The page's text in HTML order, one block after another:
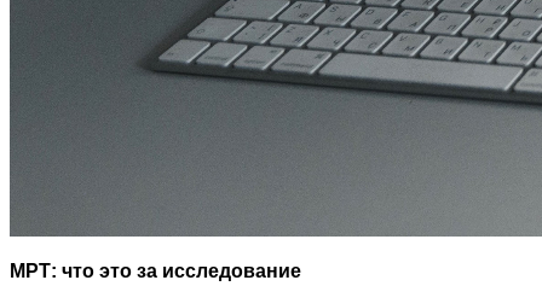
МРТ: что это за исследование